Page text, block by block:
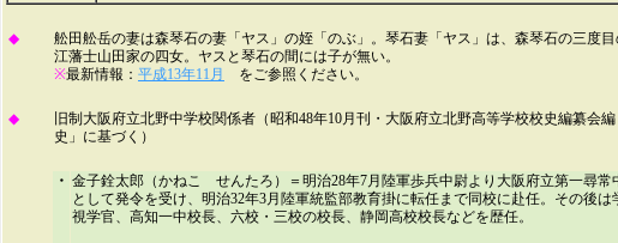
◆
舩田舩岳の妻は森琴石の妻「ヤス」の姪「のぶ」。琴石妻「ヤス」は、森琴石の三度
江藩士山田家の四女。ヤスと琴石の間には子が無い。
※最新情報： 平成13年11月 をご参照ください。
◆
旧制大阪府立北野中学校関係者（昭和48年10月刊・大阪府立北野高等学校校史編纂会
史」に基づく）
・ 金子銓太郎（かねこ せんたろ）＝明治28年7月陸軍歩兵中尉より大阪府立第一尋常
として発令を受け、明治32年3月陸軍統監部教育掛に転任まで同校に赴任。その後は
視学官、高知一中校長、六校・三校の校長、静岡高校校長などを歴任。